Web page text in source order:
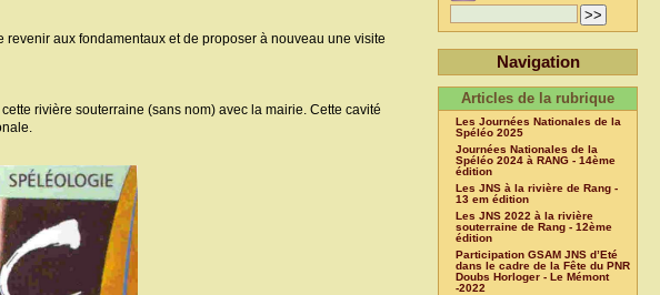
aux fondamentaux et de proposer à nouveau une visite
rivière souterraine (sans nom) avec la mairie. Cette cavité
Navigation
Articles de la rubrique
Les Journées Nationales de la
Spéléo 2025
Journées Nationales de la
Spéléo 2024 à RANG - 14ème
édition
Les JNS à la rivière de Rang -
13 em édition
Les JNS 2022 à la rivière
souterraine de Rang - 12ème
édition
Participation GSAM JNS d’Eté
dans le cadre de la Fête du PNR
Doubs Horloger - Le Mémont
-2022